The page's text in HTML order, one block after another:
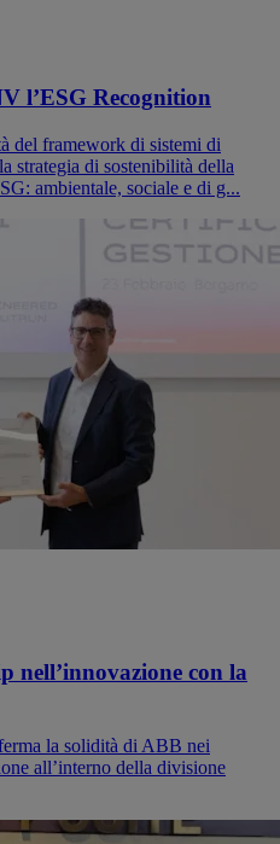
l’ESG Recognition
del framework di sistemi di
strategia di sostenibilità della
ambientale, sociale e di g...
nell’innovazione con la
la solidità di ABB nei
all’interno della divisione